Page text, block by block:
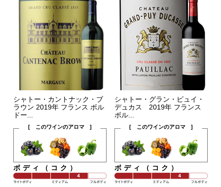
シャトー・カントナック・ブ
ラウン 2019年 フランス ボル
ドー...
[ このワインのアロマ ]
ボディ（コク）
シャトー・グラン・ピュイ・
デュカス 2019年 フランス
ボル...
[ このワインのアロマ ]
ボディ（コク）